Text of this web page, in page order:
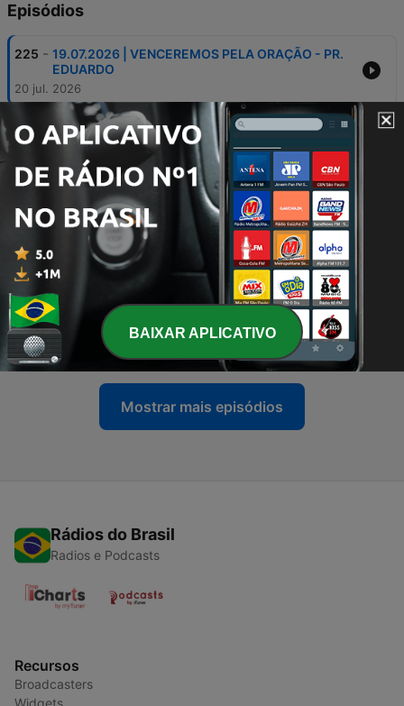
Episódios
225 - 19.07.2026 | VENCEREMOS PELA ORAÇÃO - PR.
EDUARDO
20 jul. 2026
224 - 12.07.2026 | DNA . DEUS NA AGENDA - PR.
EDUARDO
24.05.2026 | SAL E LUZ - PR. EDUARDO
25 maio 2026
222 - 17.05.2026 .. NO VALE OU NA MONTANHA - PR.
DAVI
221 - 10.05.2026 | A CEIA DO SENHOR - PR. EDUARDO
11 maio 2026
Mostrar mais episódios
Rádios do Brasil
Radios e Podcasts
Recursos
Broadcasters
BAIXAR APLICATIVO